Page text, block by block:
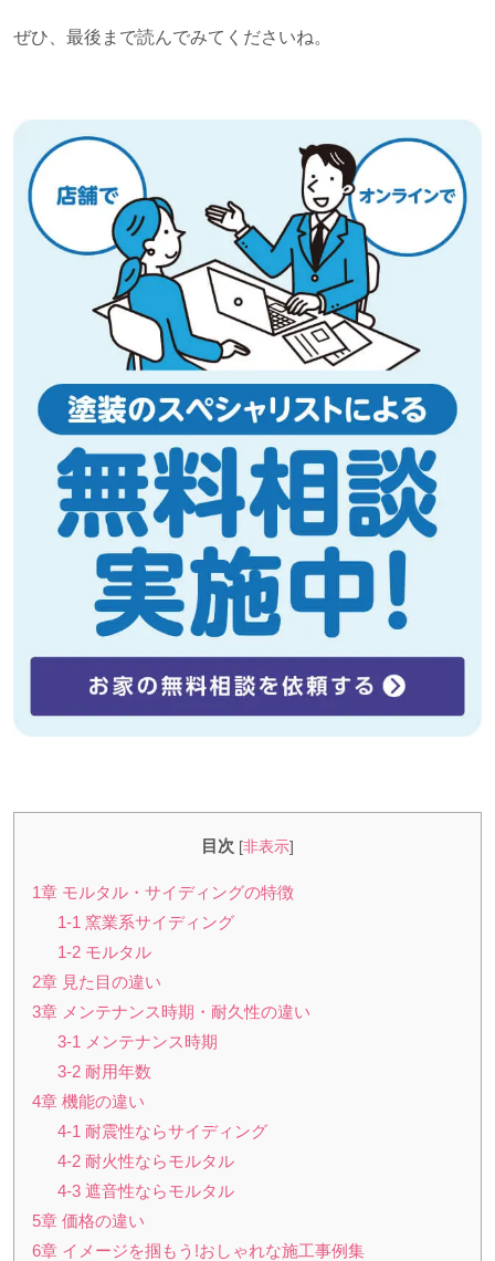
ぜひ、最後まで読んでみてくださいね。
目次 [非表示]
1章 モルタル・サイディングの特徴
1-1 窯業系サイディング
1-2 モルタル
2章 見た目の違い
3章 メンテナンス時期・耐久性の違い
3-1 メンテナンス時期
3-2 耐用年数
4章 機能の違い
4-1 耐震性ならサイディング
4-2 耐火性ならモルタル
4-3 遮音性ならモルタル
5章 価格の違い
6章 イメージを掴もう!おしゃれな施工事例集